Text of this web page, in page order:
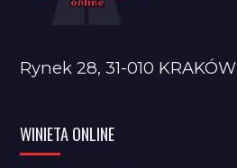
Rynek 28, 31-010 KRAKÓW
WINIETA ONLINE